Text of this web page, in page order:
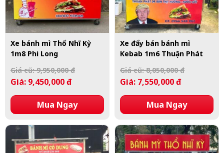
Xe bánh mì Thổ Nhĩ Kỳ
1m8 Phi Long
Giá cũ: 9,950,000 đ
Giá: 9,450,000 đ
Mua Ngay
Xe đẩy bán bánh mì
Kebab 1m6 Thuận Phát
Giá cũ: 8,050,000 đ
Giá: 7,550,000 đ
Mua Ngay